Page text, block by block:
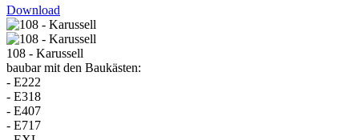
Download
108 - Karussell
baubar mit den Baukästen:
- E222
- E318
- E407
- E717